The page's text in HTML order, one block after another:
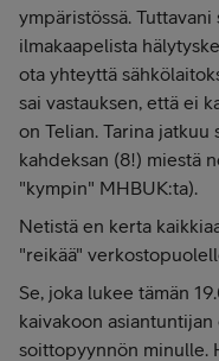
ympäristössä.
ilmakaapelista
ota yhteyttä
sai vastauksen, että ei
on Telian. Tarina jatkuu
kahdeksan (8!) miestä
"kympin" MHBUK:ta).
Netistä en kerta
"reikää"
Se, joka lukee tämän
kaivakoon
soittopyynnön minulle.